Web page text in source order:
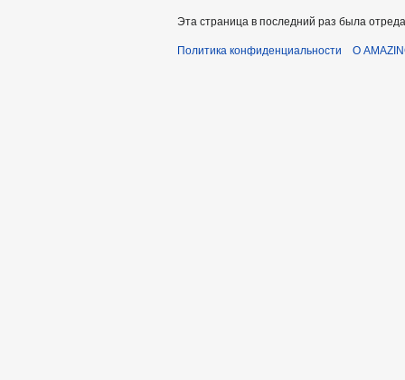
Эта страница в последний раз была
Политика конфиденциальности О